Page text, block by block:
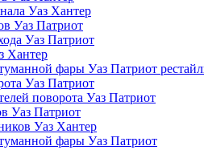
Уаз Хантер
Уаз Патриот
Уаз Патриот
Хантер
фары Уаз Патриот
Уаз Патриот
поворота Уаз Патриот
Уаз Патриот
Уаз Хантер
фары Уаз Патриот